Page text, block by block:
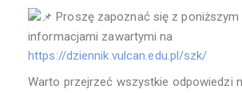
Proszę zapoznać się z
informacjami zawartymi na
https://dziennik.vulcan.edu.pl/szk/
Warto przejrzeć wszystkie odpowiedzi